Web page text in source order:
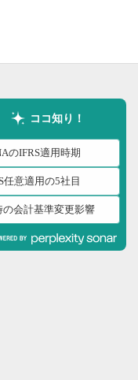
ココ知り！
のIFRS適用時期
任意適用の5社目
の会計基準変更影響